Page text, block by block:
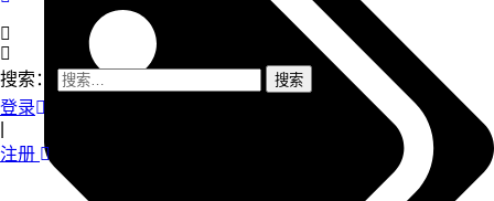
搜索：
登录
注册